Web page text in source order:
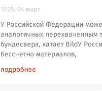
17:25, 04 март
У Российской Федерации
аналогичных
бундесвера, катает BildУ
бессчетно материалов,
подробнее